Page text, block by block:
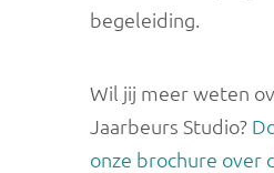
begeleiding.
Wil jij meer weten
Jaarbeurs Studio?
onze brochure over